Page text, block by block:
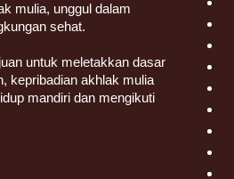
mulia, unggul dalam
sehat.
untuk meletakkan dasar
kepribadian akhlak mulia
mandiri dan mengikuti